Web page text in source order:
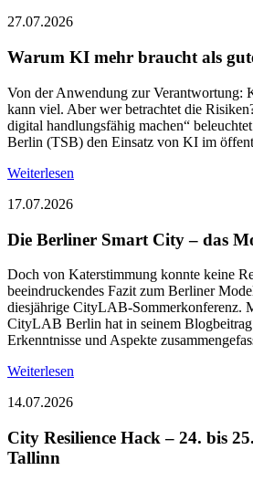
27.07.2026
Warum KI mehr braucht als
Von der Anwendung zur Verantwortung:
kann viel. Aber wer betrachtet die
digital handlungsfähig machen“
Berlin (TSB) den Einsatz von KI im
Weiterlesen
17.07.2026
Die Berliner Smart City – das
Doch von Katerstimmung konnte keine
beeindruckendes Fazit zum Berliner
diesjährige CityLAB-Sommerkonferenz.
CityLAB Berlin hat in seinem
Erkenntnisse und Aspekte
Weiterlesen
14.07.2026
City Resilience Hack – 24. bis
Tallinn